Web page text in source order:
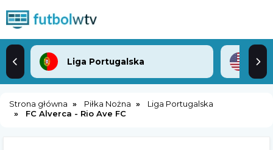
Liga Portugalska
Strona główna Piłka Nożna
Liga Portugalska
FC Alverca - Rio Ave FC